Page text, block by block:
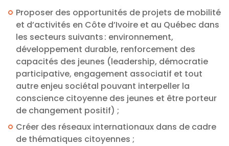
Proposer des opportunités de projets de mobilité
et d’activités en Côte d’Ivoire et au Québec dans
les secteurs suivants : environnement,
développement durable, renforcement des
capacités des jeunes (leadership, démocratie
participative, engagement associatif et tout
autre enjeu sociétal pouvant interpeller la
conscience citoyenne des jeunes et être porteur
de changement positif) ;
Créer des réseaux internationaux dans de cadre
de thématiques citoyennes ;